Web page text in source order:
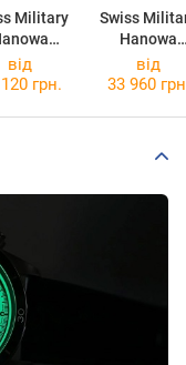
Military
Swiss
Hanowa
Majestic
Pioneer
2
від
грн.
від
33 960